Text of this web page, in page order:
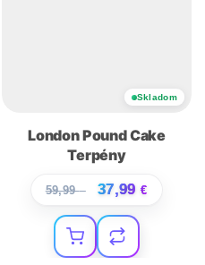
Skladom
London Pound Cake
Terpény
59,99€ 37,99 €